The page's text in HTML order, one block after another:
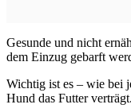
Gesunde und nicht
dem Einzug gebarft
Wichtig ist es – wie bei
Hund das Futter verträgt.